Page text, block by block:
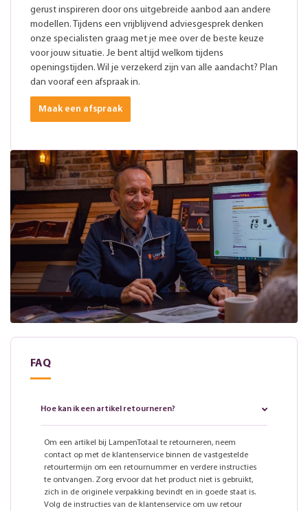
gerust inspireren door ons uitgebreide aanbod aan andere
modellen. Tijdens een vrijblijvend adviesgesprek denken
onze specialisten graag met je mee over de beste keuze
voor jouw situatie. Je bent altijd welkom tijdens
openingstijden. Wil je verzekerd zijn van alle aandacht? Plan
dan vooraf een afspraak in.
Maak een afspraak
FAQ
Hoe kan ik een artikel retourneren?
Om een artikel bij LampenTotaal te retourneren, neem
contact op met de klantenservice binnen de vastgestelde
retourtermijn om een retournummer en verdere instructies
te ontvangen. Zorg ervoor dat het product niet is gebruikt,
zich in de originele verpakking bevindt en in goede staat is.
Volg de instructies van de klantenservice om uw retour